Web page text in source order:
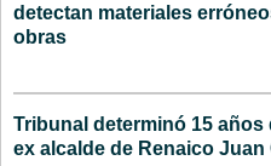
detectan materiales
obras
Tribunal determinó 15 años
ex alcalde de Renaico